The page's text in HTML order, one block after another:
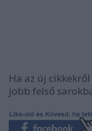
Ha az új
jobb felső